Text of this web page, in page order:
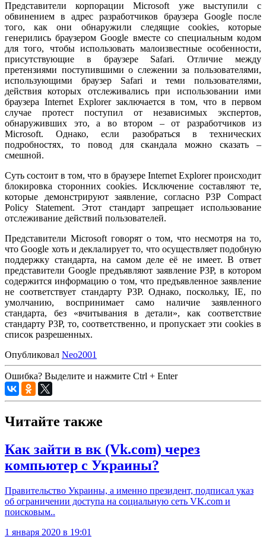
Представители корпорации Microsoft уже выступили с
обвинением в адрес разработчиков браузера Google после
того, как они обнаружили следящие cookies, которые
генерились браузером Google вместе со специальным кодом
для того, чтобы использовать малоизвестные особенности,
присутствующие в браузере Safari. Отличие между
претензиями поступившими о слежении за пользователями,
использующими браузер Safari и теми пользователями,
действия которых отслеживались при использовании ими
браузера Internet Explorer заключается в том, что в первом
случае протест поступил от независимых экспертов,
обнаруживших это, а во втором – от разработчиков из
Microsoft. Однако, если разобраться в технических
подробностях, то повод для скандала можно сказать –
смешной.
Суть состоит в том, что в браузере Internet Explorer происходит
блокировка сторонних cookies. Исключение составляют те,
которые демонстрируют заявление, согласно Р3Р Compact
Policy Statement. Этот стандарт запрещает использование
отслеживание действий пользователей.
Представители Microsoft говорят о том, что несмотря на то,
что Google хоть и деклалирует то, что осуществляет подобную
поддержку стандарта, на самом деле её не имеет. В ответ
представители Google предъявляют заявление Р3Р, в котором
содержится информацию о том, что предъявленное заявление
не соответствует стандарту P3P. Однако, поскольку, IE, по
умолчанию, воспринимает само наличие заявленного
стандарта, без «вчитывания в детали», как соответствие
стандарту P3P, то, соответственно, и пропускает эти cookies в
список разрешенных.
Опубликовал Neo2001
Ошибка? Выделите и нажмите Ctrl + Enter
Читайте также
Как зайти в вк (Vk.com) через
компьютер с Украины?
Правительство Украины, а именно президент, подписал указ
об ограничении доступа на социальную сеть VK.com и
поисковым..
1 января 2020 в 19:01